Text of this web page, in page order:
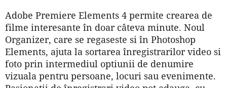
Adobe Premiere Elements 4 permite crearea de
filme interesante în doar câteva minute. Noul
Organizer, care se regaseste si în Photoshop
Elements, ajuta la sortarea înregistrarilor video si
foto prin intermediul optiunii de denumire
vizuala pentru persoane, locuri sau evenimente.